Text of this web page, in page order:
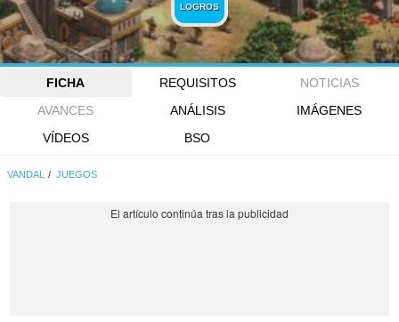
LOGROS
FICHA REQUISITOS
NOTICIAS
AVANCES
ANÁLISIS
IMÁGENES
VÍDEOS
BSO
VANDAL JUEGOS